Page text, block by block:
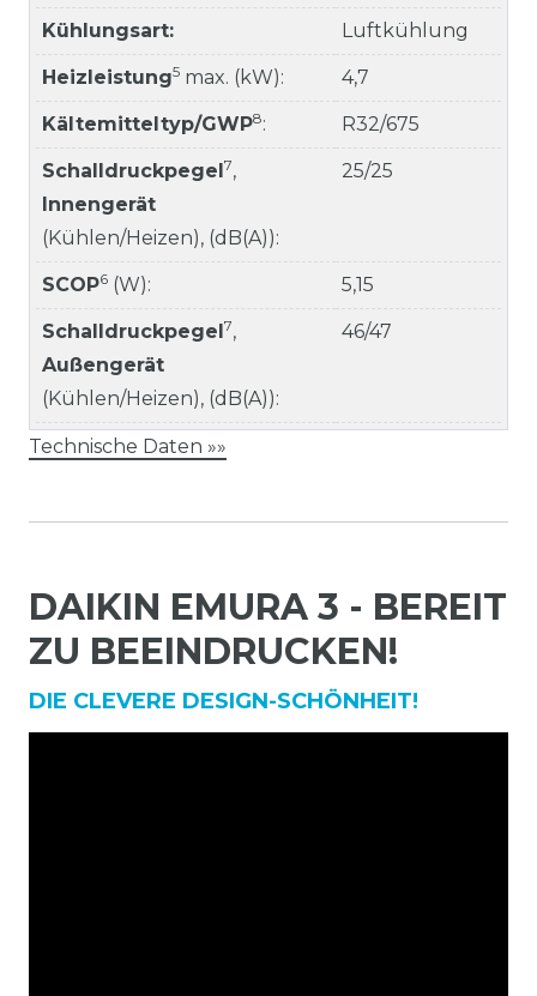
Kühlungsart: Luftkühlung
Heizleistung5 max. (kW): 4,7
Kältemitteltyp/GWP8: R32/675
Schalldruckpegel 7,
Innengerät
(Kühlen/Heizen), (dB(A)):
25/25
SCOP6 (W): 5,15
Schalldruckpegel 7,
Außengerät
(Kühlen/Heizen), (dB(A)):
46/47
Technische Daten »»
DAIKIN EMURA 3 - BEREIT
ZU BEEINDRUCKEN!
DIE CLEVERE DESIGN-SCHÖNHEIT!